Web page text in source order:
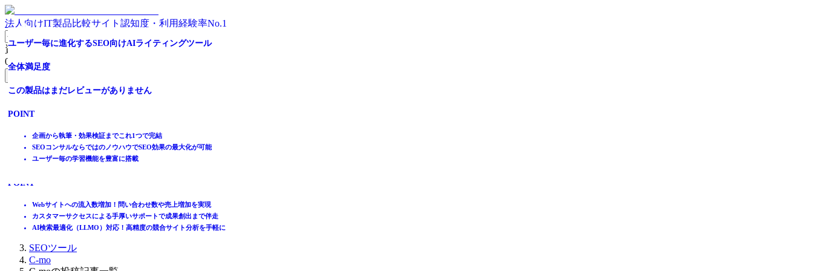
法人向けIT製品比較サイト 認知度・利用経験率No.1
資料請求リスト
0 件
製品を探す
記事を読む
はじめての方へ
掲載について
動画で学ぶ
IT製品比較TOP
SEOツール
C-mo
AI検索時代のSEOツール
全体満足度
☆☆☆☆☆
件
POINT
Webサイトへの流入数増加！問い合わせ数や売上増加を実現
カスタマーサクセスによる手厚いサポートで成果創出まで伴走
AI検索最適化（LLMO）対応！高精度の競合サイト分析を手軽に
全体満足度
この製品はまだレビューがありません
POINT
必要な機能だけ搭載しているので初心者でも安心して使いこなせ
記事作成の時間短縮と効率化をサポートするAIライティングツー
ル
webサイトの問題点・改善点やSEOの効果をわかりやすく見える
ユーザー毎に進化するSEO向けAIライティングツール
全体満足度
この製品はまだレビューがありません
POINT
企画から執筆・効果検証までこれ1つで完結
SEOコンサルならではのノウハウでSEO効果の最大化が可能
ユーザー毎の学習機能を豊富に搭載